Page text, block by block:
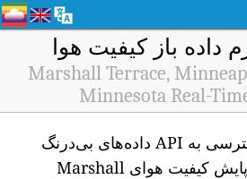
Marshall Terrace,
Minnesota Real-
برای دسترسی به API داده‌های بی‌درنگ
ایستگاه پایش کیفیت هوای Marshall